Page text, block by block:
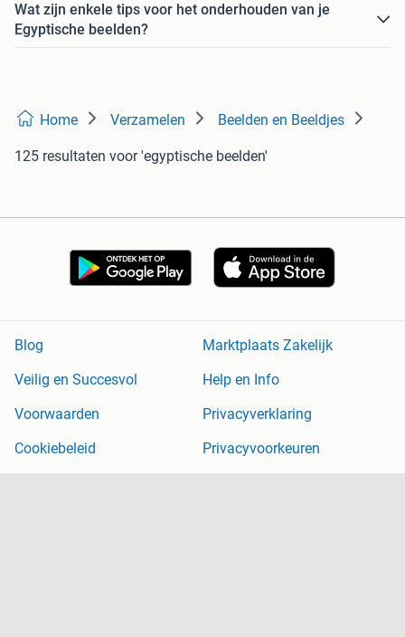
Wat zijn enkele tips voor het onderhouden van je
Egyptische beelden?
Home Verzamelen Beelden en Beeldjes
125 resultaten voor 'egyptische beelden'
Blog
Marktplaats Zakelijk
Veilig en Succesvol
Help en Info
Voorwaarden
Privacyverklaring
Cookiebeleid
Privacyvoorkeuren